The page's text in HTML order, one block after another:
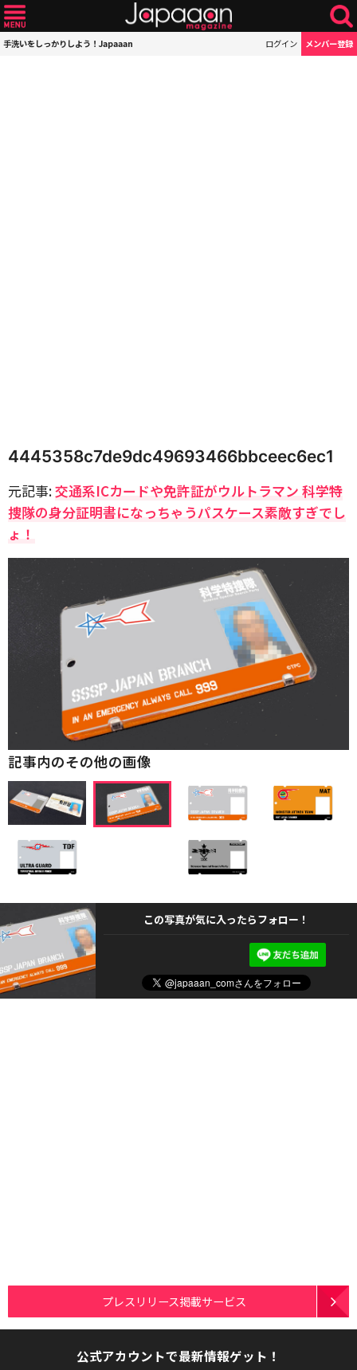
手洗いをしっかりしよう！Japaaan ログイン メンバー登録
4445358c7de9dc49693466bbceec6ec1
元記事:交通系ICカードや免許証がウルトラマン 科学特
捜隊の身分証明書になっちゃうパスケース素敵すぎでし
ょ！
記事内のその他の画像
この写真が気に入ったらフォロー！
プレスリリース掲載サービス
公式アカウントで最新情報ゲット！